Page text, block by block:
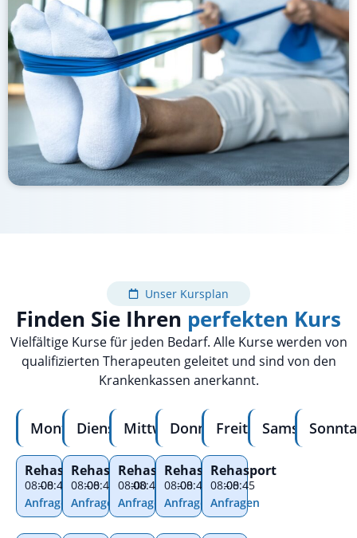
Unser Kursplan
Finden Sie Ihren perfekten Kurs
Vielfältige Kurse für jeden Bedarf. Alle Kurse werden von
qualifizierten Therapeuten geleitet und sind von den
Krankenkassen anerkannt.
Montag
Rehasport
08:00
–08:45
Anfragen
Dienstag
Rehasport
08:00
–08:45
Anfragen
Mittwoch
Rehasport
08:00
–08:45
Anfragen
Donnerstag
Rehasport
08:00
–08:45
Anfragen
Freitag
Rehasport
08:00
–08:45
Anfragen
Samstag